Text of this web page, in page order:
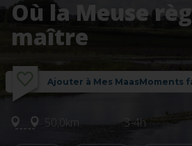
Où la Meuse
maître
Ajouter à Mes MaasMoments
50,0km 3-4h